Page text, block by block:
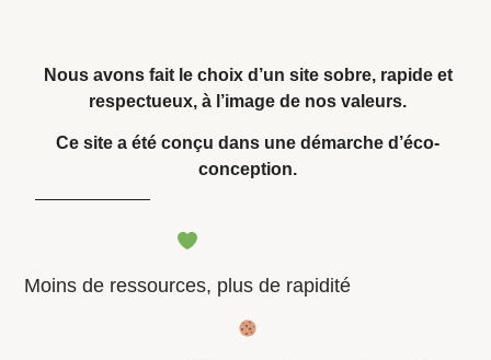
Nous avons fait le choix d’un site sobre, rapide et
respectueux, à l’image de nos valeurs.
Ce site a été conçu dans une démarche d’éco-
conception.
Moins de ressources, plus de rapidité